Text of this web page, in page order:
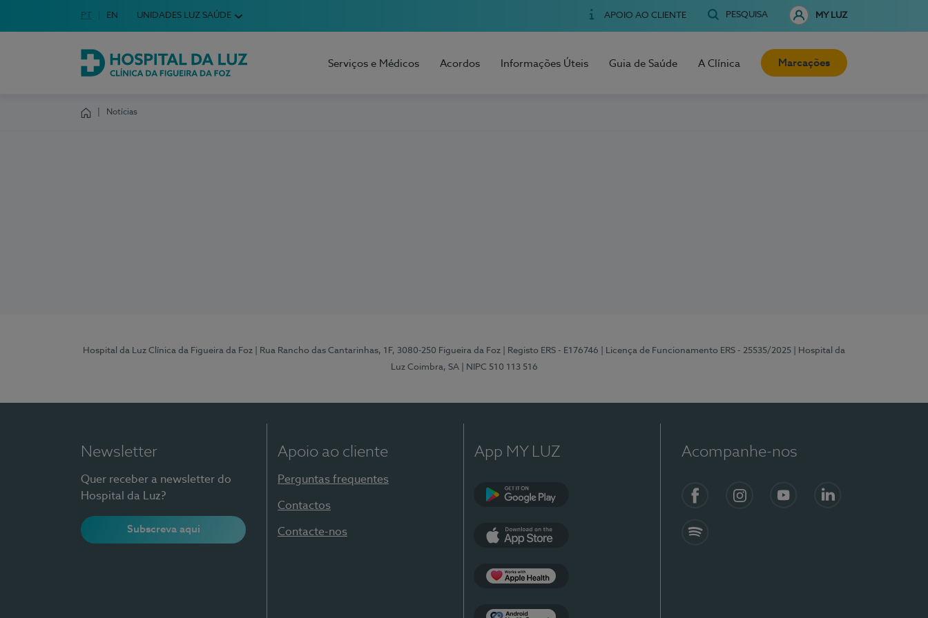
Escolha o seu idioma
Idioma em Português
PT English Language
EN UNIDADES LUZ SAÚDE APOIO AO CLIENTE PESQUISA MY LUZ
Hospital da Luz Clínica da Figueira da Foz
Serviços e Médicos Acordos Informações Úteis Guia de Saúde A Clínica Marcações
Notícias
Hospital da Luz Clínica da Figueira da Foz | Rua Rancho das Cantarinhas, 1F, 3080-250 Figueira da Foz | Registo ERS - E176746 | Licença de Funcionamento ERS - 25535/2025
| Hospital da
Luz Coimbra, SA
| NIPC 510 113 516
Newsletter
Quer receber a newsletter do
Hospital da Luz?
Subscreva aqui
Apoio ao cliente
Perguntas frequentes
Contactos
Contacte-nos
App MY LUZ Acompanhe-nos